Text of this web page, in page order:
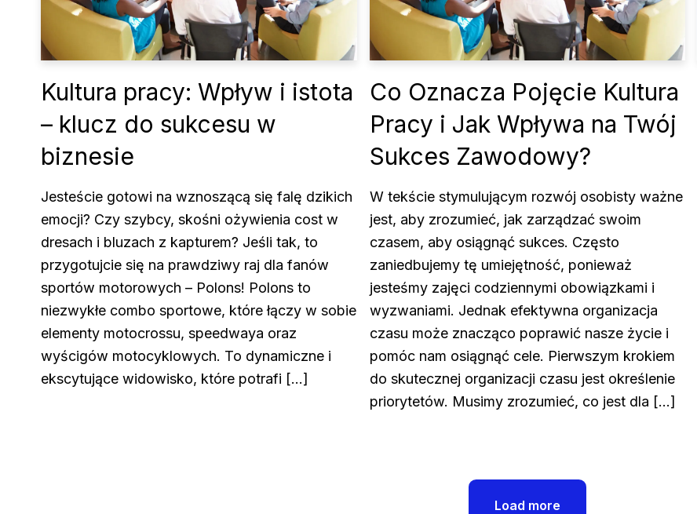
Kultura pracy: Wpływ i istota
– klucz do sukcesu w
biznesie
Jesteście gotowi na wznoszącą się falę dzikich
emocji? Czy szybcy, skośni ożywienia cost w
dresach i bluzach z kapturem? Jeśli tak, to
przygotujcie się na prawdziwy raj dla fanów
sportów motorowych – Polons! Polons to
niezwykłe combo sportowe, które łączy w sobie
elementy motocrossu, speedwaya oraz
wyścigów motocyklowych. To dynamiczne i
ekscytujące widowisko, które potrafi […]
Co Oznacza Pojęcie Kultura
Pracy i Jak Wpływa na Twój
Sukces Zawodowy?
W tekście stymulującym rozwój osobisty ważne
jest, aby zrozumieć, jak zarządzać swoim
czasem, aby osiągnąć sukces. Często
zaniedbujemy tę umiejętność, ponieważ
jesteśmy zajęci codziennymi obowiązkami i
wyzwaniami. Jednak efektywna organizacja
czasu może znacząco poprawić nasze życie i
pomóc nam osiągnąć cele. Pierwszym krokiem
do skutecznej organizacji czasu jest określenie
priorytetów. Musimy zrozumieć, co jest dla […]
Load more